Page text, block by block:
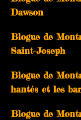
Dawson
Blogue de
Saint-Joseph
Blogue de
hantés et les
Blogue de